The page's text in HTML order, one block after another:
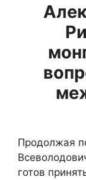
Продолжая
готов